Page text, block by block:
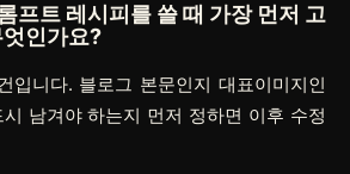
프트 레시피를 쓸 때 가장 먼저 고
인가요?
입니다. 블로그 본문인지 대표이미지인
남겨야 하는지 먼저 정하면 이후 수정